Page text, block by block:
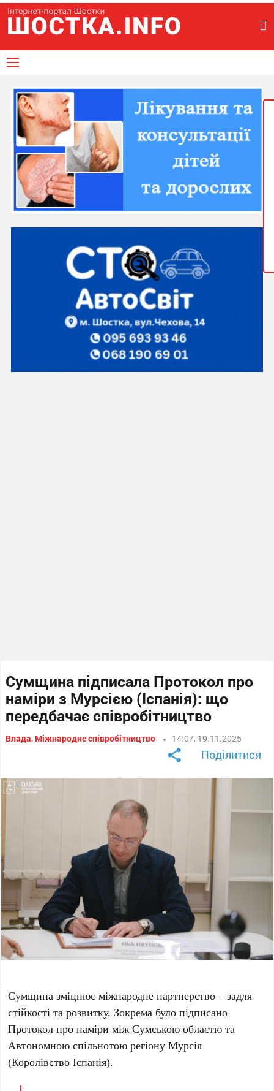
Сумщина підписала Протокол про
наміри з Мурсією (Іспанія): що
передбачає співробітництво
Влада, Міжнародне співробітництво 14:07, 19.11.2025
Поділитися
Сумщина зміцнює міжнародне партнерство – задля
стійкості та розвитку. Зокрема було підписано
Протокол про наміри між Сумською областю та
Автономною спільнотою регіону Мурсія
(Королівство Іспанія).